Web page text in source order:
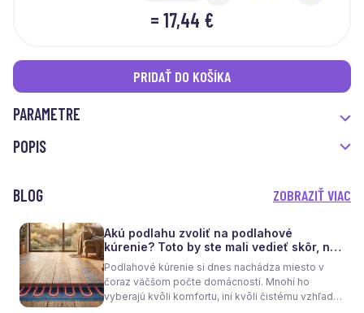
= 17,44 €
PRIDAŤ DO KOŠÍKA
PARAMETRE
POPIS
BLOG ZOBRAZIŤ VIAC
Akú podlahu zvoliť na podlahové
kúrenie? Toto by ste mali vedieť skôr, než
sa rozhodnete
Podlahové kúrenie si dnes nachádza miesto v
čoraz väčšom počte domácností. Mnohí ho
vyberajú kvôli komfortu, iní kvôli čistému vzhľadu